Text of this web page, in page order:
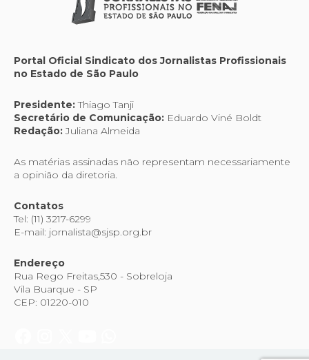
Portal Oficial Sindicato dos Jornalistas Profissionais
no Estado de São Paulo
Presidente:Thiago Tanji
Secretário de Comunicação: Eduardo Viné Boldt
Redação:Juliana Almeida
As matérias assinadas não representam necessariamente
a opinião da diretoria.
Contatos
Tel: (11) 3217-6299
E-mail: jornalista@sjsp.org.br
Endereço
Rua Rego Freitas,530 - Sobreloja
Vila Buarque - SP
CEP: 01220-010